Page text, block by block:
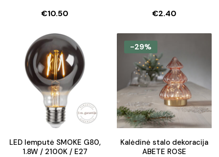
€10.50 €2.40
LED lemputė SMOKE G80,
1.8W / 2100K / E27
-29%
Kalėdinė stalo dekoracija
ABETE ROSE